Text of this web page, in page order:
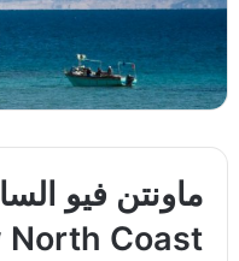
ماونتن فيو
North Coast